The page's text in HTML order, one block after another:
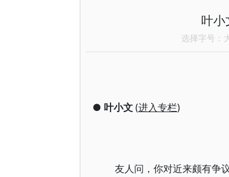
叶小
选择字号：
● 叶小文(进入专栏)
友人问，你对近来颇有争